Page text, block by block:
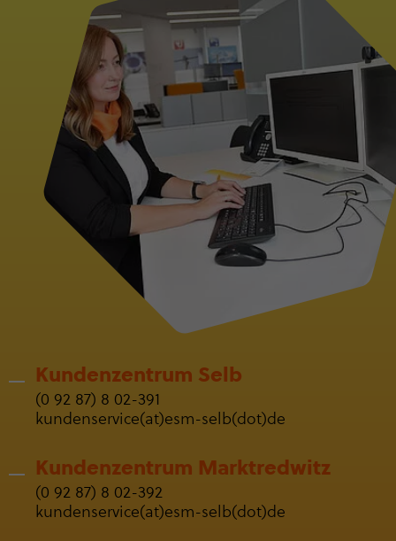
Kunden­zen­trum Selb
(0 92 87) 8 02-391
kun­den­ser­vice(at)esm-selb(dot)de
Kunden­zen­trum Markt­red­witz
(0 92 87) 8 02-392
kun­den­ser­vice(at)esm-selb(dot)de